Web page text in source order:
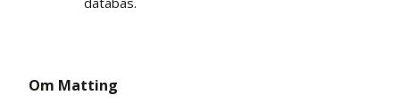
Om Matting